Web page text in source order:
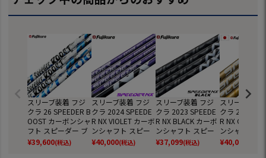
スリーブ装着 フジ
クラ 26 SPEEDER B
OOST カーボンシャ
フト スピーダー ブ
ースト 2026年モデ
ル 日本モデル ドラ
¥39,600(税込)
スリーブ装着 フジ
クラ 2024 SPEEDE
R NX VIOLET カーボ
ンシャフト スピー
ダーNX 2024年モデ
ル 日本モデル ドラ
¥40,000(税込)
スリーブ装着 フジ
クラ 2023 SPEEDE
R NX BLACK カーボ
ンシャフト スピー
ダーNX 2023年モデ
ル 日本モデル ドラ
¥37,099(税込)
スリーブ装着
クラ 2025
R NX GOLD
ンシャフト
ダー エヌエッ
ゴールド
¥40,000